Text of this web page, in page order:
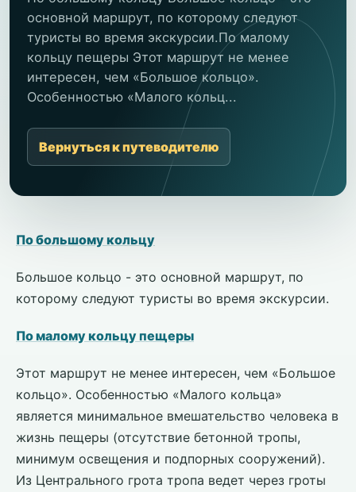
основной маршрут, по которому следуют
туристы во время экскурсии.По малому
кольцу пещеры Этот маршрут не менее
интересен, чем «Большое кольцо».
Особенностью «Малого кольц...
Вернуться к путеводителю
По большому кольцу
Большое кольцо - это основной маршрут, по
которому следуют туристы во время экскурсии.
По малому кольцу пещеры
Этот маршрут не менее интересен, чем «Большое
кольцо». Особенностью «Малого кольца»
является минимальное вмешательство человека в
жизнь пещеры (отсутствие бетонной тропы,
минимум освещения и подпорных сооружений).
Из Центрального грота тропа ведет через гроты